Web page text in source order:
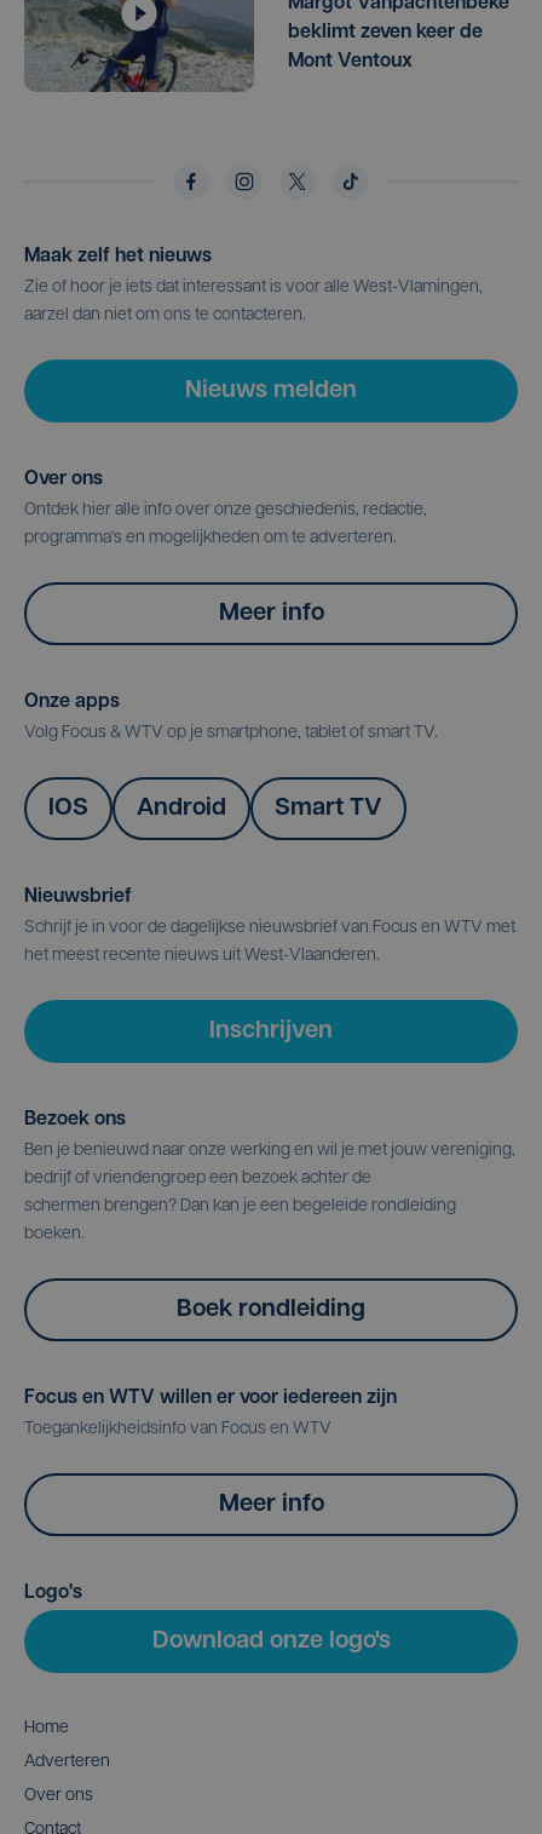
beklimt zeven keer de
Mont Ventoux
Maak zelf het nieuws
Zie of hoor je iets dat interessant is voor alle West-Vlamingen,
aarzel dan niet om ons te contacteren.
Nieuws melden
Over ons
Ontdek hier alle info over onze geschiedenis, redactie,
programma's en mogelijkheden om te adverteren.
Meer info
Onze apps
Volg Focus & WTV op je smartphone, tablet of smart TV.
IOS Android Smart TV
Nieuwsbrief
Schrijf je in voor de dagelijkse nieuwsbrief van Focus en WTV met
het meest recente nieuws uit West-Vlaanderen.
Inschrijven
Bezoek ons
Ben je benieuwd naar onze werking en wil je met jouw vereniging,
bedrijf of vriendengroep een bezoek achter de
schermen brengen? Dan kan je een begeleide rondleiding
boeken.
Boek rondleiding
Focus en WTV willen er voor iedereen zijn
Toegankelijkheidsinfo van Focus en WTV
Meer info
Logo's
Download onze logo's
Home
Adverteren
Over ons
Contact